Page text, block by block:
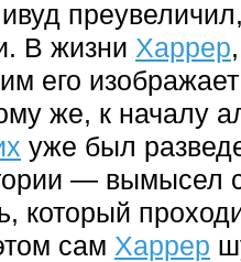
В жизни Харрер
его
же, к началу
уже был
— вымысел
который
сам Харрер